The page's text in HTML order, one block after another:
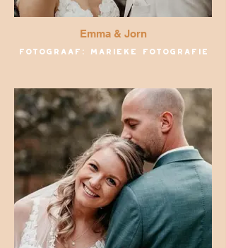
Emma & Jorn
Fotograaf: Marieke Fotografie